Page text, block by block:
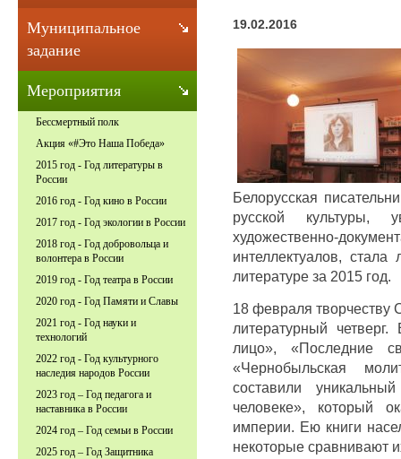
19.02.2016
Белорусская
русской культуры,
художественно-
интеллектуалов,
литературе за 2015 год.
18 февраля
литературный
лицо», «Последние
«Чернобыльская
составили
человеке», который
империи. Ею книги
некоторые сравнивают
Муниципальное
задание
Мероприятия
Бессмертный полк
Акция «#Это Наша Победа»
2015 год - Год литературы в
России
2016 год - Год кино в России
2017 год - Год экологии в России
2018 год - Год добровольца и
волонтера в России
2019 год - Год театра в России
2020 год - Год Памяти и Славы
2021 год - Год науки и
технологий
2022 год - Год культурного
наследия народов России
2023 год – Год педагога и
наставника в России
2024 год – Год семьи в России
2025 год – Год Защитника